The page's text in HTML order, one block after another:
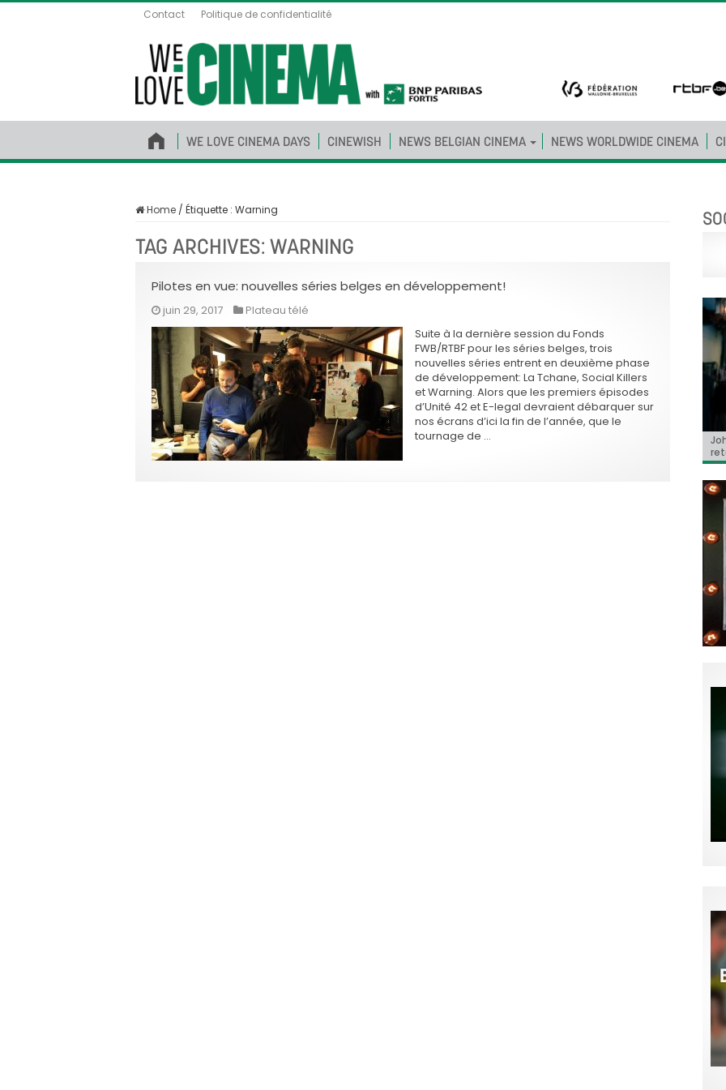
Contact Politique de confidentialité
WE LOVE CINEMA DAYS CINEWISH NEWS BELGIAN CINEMA NEWS WORLDWIDE CINEMA
Home / Étiquette : Warning
TAG ARCHIVES: WARNING
Pilotes en vue: nouvelles séries belges en développement!
juin 29, 2017
Plateau télé
Suite à la dernière session du Fonds
FWB/RTBF pour les séries belges, trois
nouvelles séries entrent en deuxième phase
de développement: La Tchane, Social Killers
et Warning. Alors que les premiers épisodes
d’Unité 42 et E-legal devraient débarquer sur
nos écrans d’ici la fin de l’année, que le
tournage de …
«
du
«